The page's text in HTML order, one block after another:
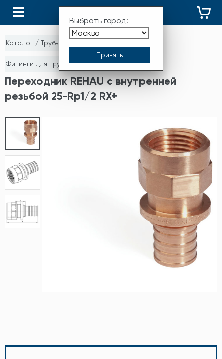
Выбрать город:
Каталог / Трубы и фитинги
Фитинги для труб из сшитого полиэтилена
Переходник REHAU с внутренней
резьбой 25-Rp1/2 RX+